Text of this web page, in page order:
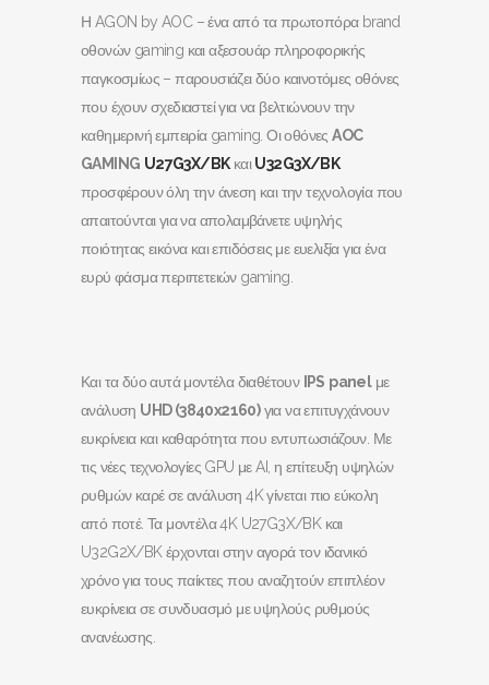
Η AGON by AOC – ένα από τα πρωτοπόρα brand
οθονών gaming και αξεσουάρ πληροφορικής
παγκοσμίως – παρουσιάζει δύο καινοτόμες οθόνες
που έχουν σχεδιαστεί για να βελτιώνουν την
καθημερινή εμπειρία gaming. Οι οθόνεςAOC
GAMING U27G3X/BKκαι U32G3X/BK
προσφέρουν όλη την άνεση και την τεχνολογία που
απαιτούνται για να απολαμβάνετε υψηλής
ποιότητας εικόνα και επιδόσεις με ευελιξία για ένα
ευρύ φάσμα περιπετειών gaming.
Και τα δύο αυτά μοντέλα διαθέτουν IPS panelμε
ανάλυση UHD(3840x2160)για να επιτυγχάνουν
ευκρίνεια και καθαρότητα που εντυπωσιάζουν. Με
τις νέες τεχνολογίες GPU με AI, η επίτευξη υψηλών
ρυθμών καρέ σε ανάλυση 4K γίνεται πιο εύκολη
από ποτέ. Τα μοντέλα 4K U27G3X/BK και
U32G2X/BK έρχονται στην αγορά τον ιδανικό
χρόνο για τους παίκτες που αναζητούν επιπλέον
ευκρίνεια σε συνδυασμό με υψηλούς ρυθμούς
ανανέωσης.